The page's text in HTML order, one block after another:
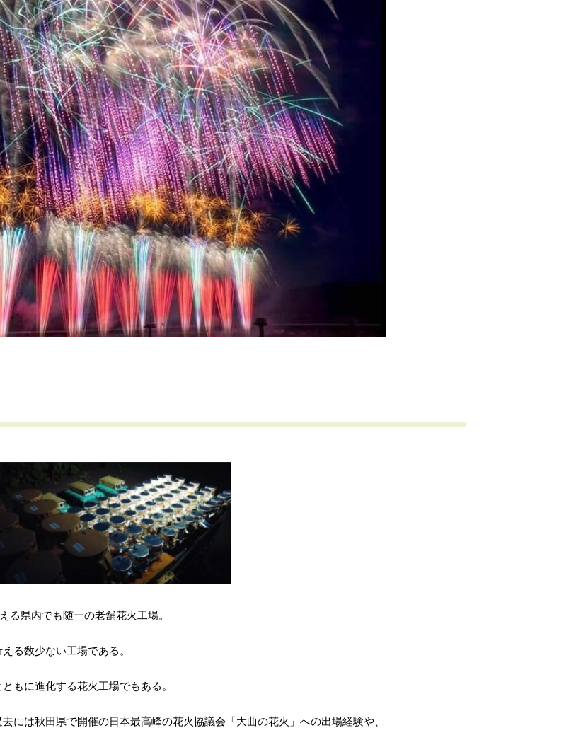
る県内でも随一の老舗花火工場。
る数少ない工場である。
もに進化する花火工場でもある。
には秋田県で開催の日本最高峰の花火協議会「大曲の花火」への出場経験や、